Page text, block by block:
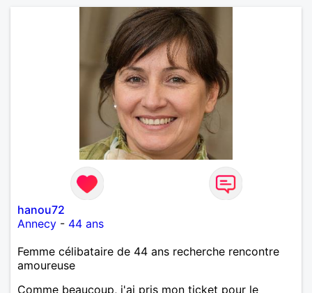
hanou72
Annecy - 44 ans
Femme célibataire de 44 ans recherche rencontre
amoureuse
Comme beaucoup, j'ai pris mon ticket pour le